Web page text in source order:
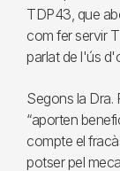
TDP43, que
com fer servir
parlat de l'ús
Segons la
“aporten
compte el
potser pel